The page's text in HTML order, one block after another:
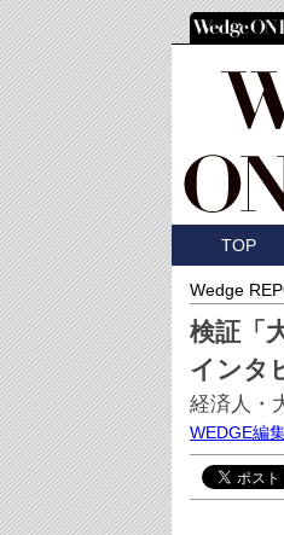
TOP
Wedge
検証「
インタ
経済人・
WEDGE編